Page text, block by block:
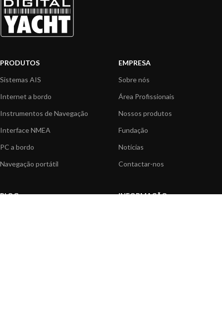
PRODUTOS
Sistemas AIS
Internet a bordo
Instrumentos de Navegação
Interface NMEA
PC a bordo
Navegação portátil
EMPRESA
Sobre nós
Área Profissionais
Nossos produtos
Fundação
Notícias
Contactar-nos
BLOG
INFORMAÇÃO